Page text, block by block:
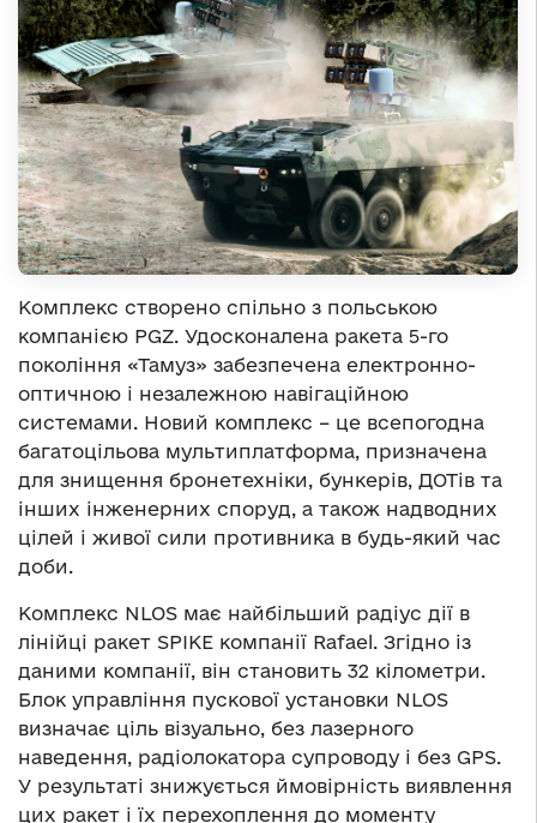
Комплекс створено спільно з польською
компанією PGZ. Удосконалена ракета 5-го
покоління «Тамуз» забезпечена електронно-
оптичною і незалежною навігаційною
системами. Новий комплекс – це всепогодна
багатоцільова мультиплатформа, призначена
для знищення бронетехніки, бункерів, ДОТів та
інших інженерних споруд, а також надводних
цілей і живої сили противника в будь-який час
доби.
Комплекс NLOS має найбільший радіус дії в
лінійці ракет SPIKE компанії Rafael. Згідно із
даними компанії, він становить 32 кілометри.
Блок управління пускової установки NLOS
визначає ціль візуально, без лазерного
наведення, радіолокатора супроводу і без GPS.
У результаті знижується ймовірність виявлення
цих ракет і їх перехоплення до моменту